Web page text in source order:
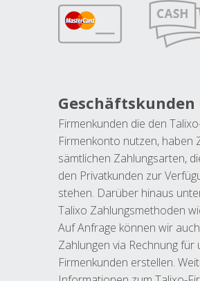
Geschäftskunden
Firmenkunden die den
Firmenkonto nutzen, haben
sämtlichen Zahlungsarten,
den Privatkunden zur
stehen. Darüber hinaus
Talixo Zahlungsmethoden
Auf Anfrage können wir auch
Zahlungen via Rechnung für
Firmenkunden erstellen.